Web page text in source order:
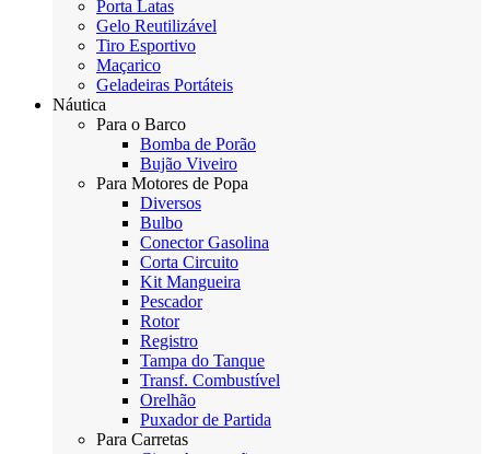
Porta Latas
Gelo Reutilizável
Tiro Esportivo
Maçarico
Geladeiras Portáteis
Náutica
Para o Barco
Bomba de Porão
Bujão Viveiro
Para Motores de Popa
Diversos
Bulbo
Conector Gasolina
Corta Circuito
Kit Mangueira
Pescador
Rotor
Registro
Tampa do Tanque
Transf. Combustível
Orelhão
Puxador de Partida
Para Carretas